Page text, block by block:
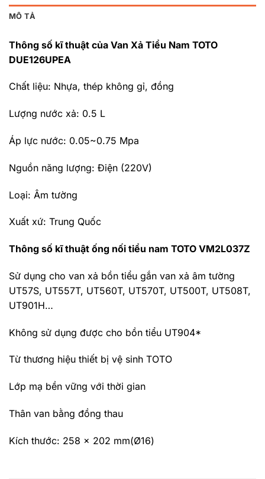
MÔ TẢ
Thông số kĩ thuật của Van Xả Tiểu Nam TOTO
DUE126UPEA
Chất liệu: Nhựa, thép không gỉ, đồng
Lượng nước xả: 0.5 L
Áp lực nước: 0.05~0.75 Mpa
Nguồn năng lượng: Điện (220V)
Loại: Âm tường
Xuất xứ: Trung Quốc
Thông số kĩ thuật ống nối tiểu nam TOTO VM2L037Z
Sử dụng cho van xả bồn tiểu gắn van xả âm tường
UT57S, UT557T, UT560T, UT570T, UT500T, UT508T,
UT901H…
Không sử dụng được cho bồn tiểu UT904*
Từ thương hiệu thiết bị vệ sinh TOTO
Lớp mạ bền vững với thời gian
Thân van bằng đồng thau
Kích thước: 258 x 202 mm(Ø16)